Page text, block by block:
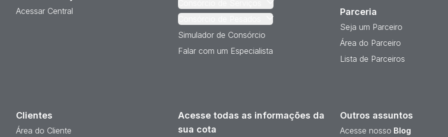
Acessar Central
Simulador de Consórcio
Falar com um Especialista
Parceria
Seja um Parceiro
Área do Parceiro
Lista de Parceiros
Clientes
Área do Cliente
Acesse todas as informações da
sua cota
Outros assuntos
Acesse nosso Blog